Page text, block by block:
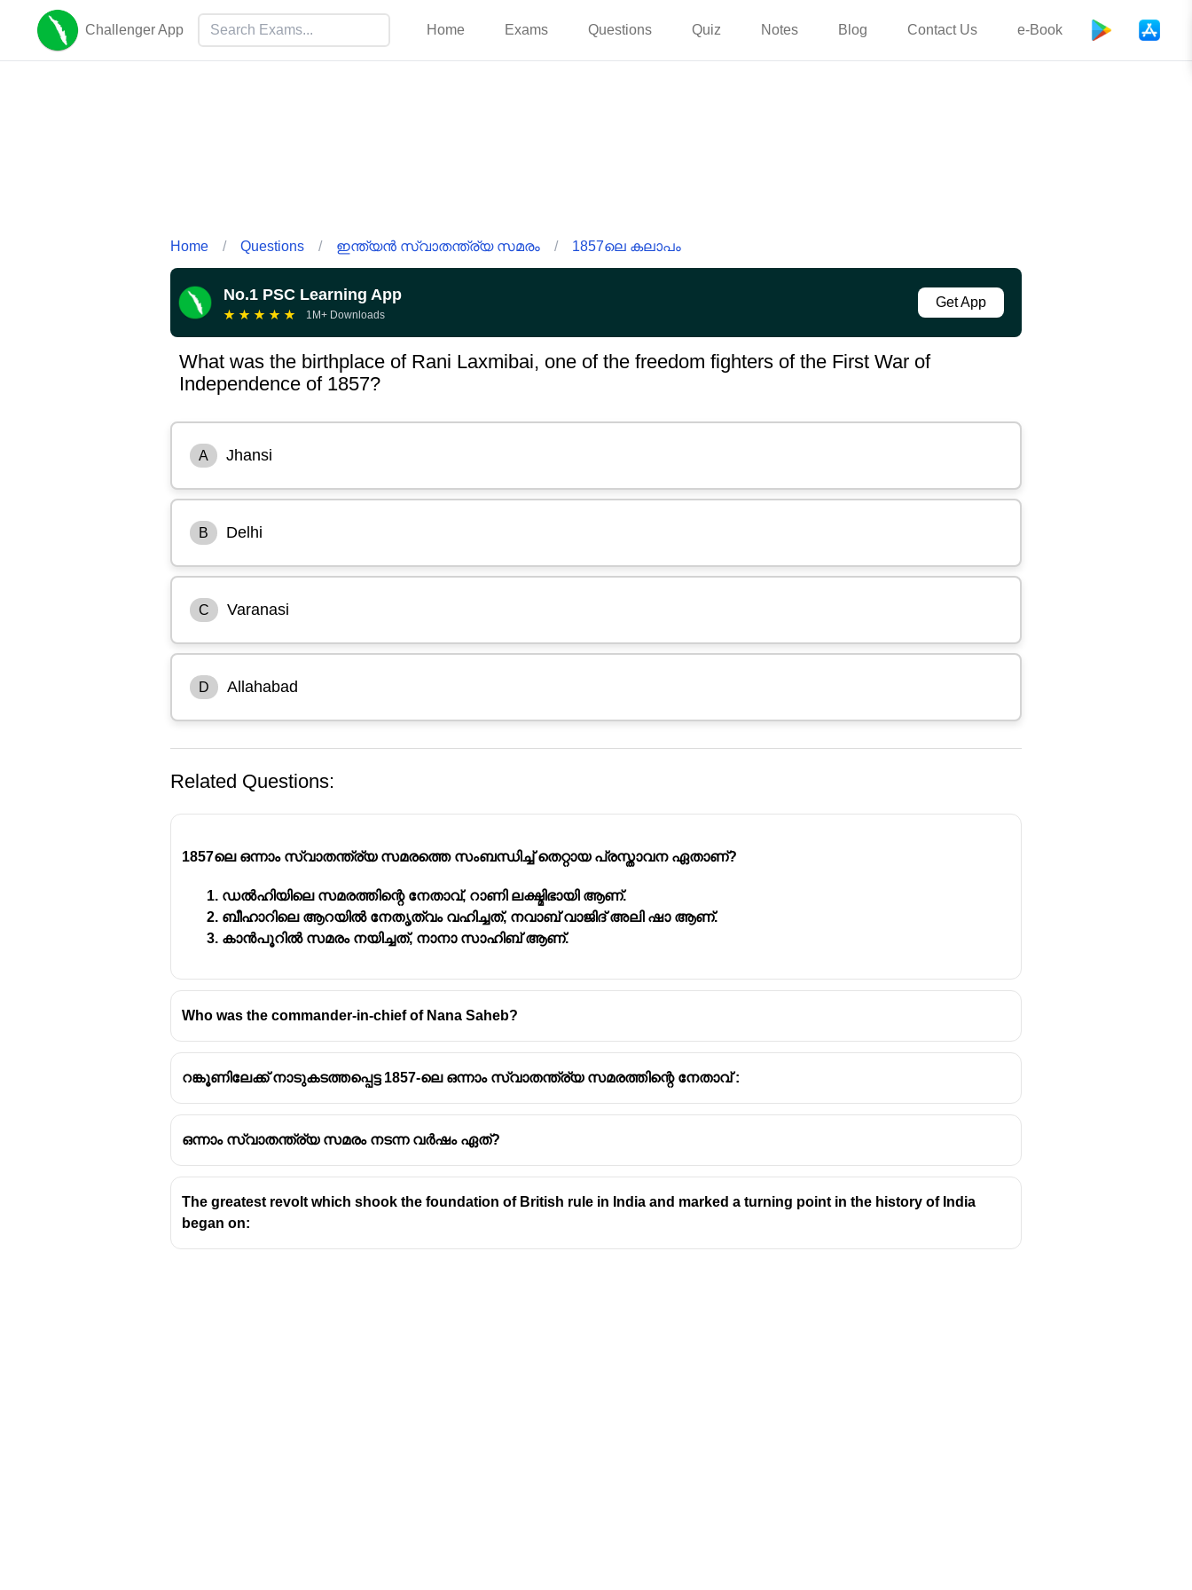
Challenger App Home Exams Questions Quiz Notes Blog Contact Us e-Book
Home / Questions / ഇന്ത്യൻ സ്വാതന്ത്ര്യ സമരം / 1857ലെ കലാപം
No.1 PSC Learning App
★ ★ ★ ★ ★ 1M+ Downloads
Get App
What was the birthplace of Rani Laxmibai, one of the freedom fighters of the First War of
Independence of 1857?
A Jhansi
B Delhi
C Varanasi
D Allahabad
Related Questions:
1857ലെ ഒന്നാം സ്വാതന്ത്ര്യ സമരത്തെ സംബന്ധിച്ച് തെറ്റായ പ്രസ്താവന ഏതാണ്?
ഡൽഹിയിലെ സമരത്തിന്റെ നേതാവ്, റാണി ലക്ഷ്മിഭായി ആണ്.
ബീഹാറിലെ ആറയിൽ നേതൃത്വം വഹിച്ചത്, നവാബ് വാജിദ് അലി ഷാ ആണ്.
കാൻപൂറിൽ സമരം നയിച്ചത്, നാനാ സാഹിബ് ആണ്.
Who was the commander-in-chief of Nana Saheb?
റങ്കൂണിലേക്ക് നാടുകടത്തപ്പെട്ട 1857-ലെ ഒന്നാം സ്വാതന്ത്ര്യ സമരത്തിന്റെ നേതാവ് :
ഒന്നാം സ്വാതന്ത്ര്യ സമരം നടന്ന വർഷം ഏത്?
The greatest revolt which shook the foundation of British rule in India and marked a turning point in the history of India
began on: